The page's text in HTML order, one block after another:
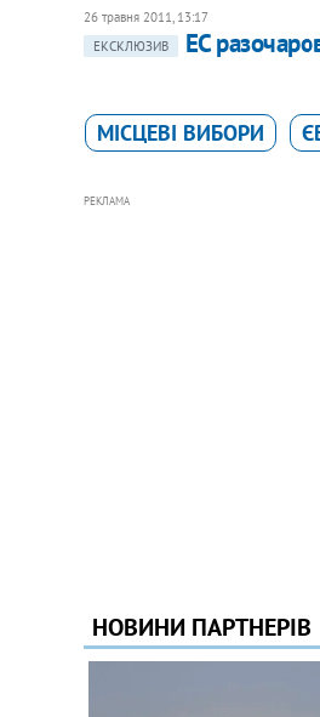
26 травня 2011, 13:17
ЕКСКЛЮЗИВ
ЕС
МІСЦЕВІ ВИБОРИ
РЕКЛАМА